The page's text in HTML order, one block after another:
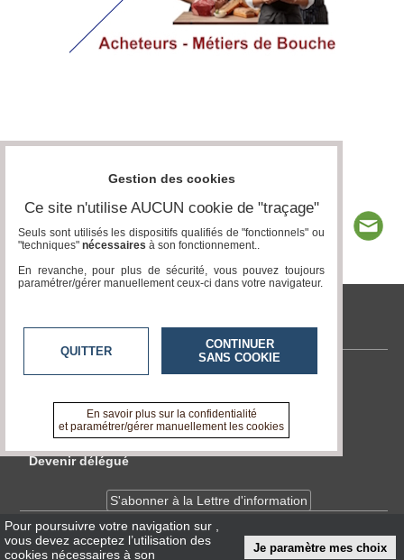
tvlocale.fr
En savoir +
A propos de tvlocale.fr
Devenir délégué
S'abonner à la Lettre d'information
InfosCNIL/RGPD
Pour poursuivre votre navigation sur
vous devez acceptez l’utilisation des
cookies nécessaires à son
Je paramètre mes choix
Gestion des cookies
Ce site n'utilise AUCUN cookie de "traçage"
Seuls sont utilisés les dispositifs qualifiés de "fonctionnels" ou
"techniques" nécessaires à son fonctionnement..
En revanche, pour plus de sécurité, vous pouvez toujours
paramétrer/gérer manuellement ceux-ci dans votre navigateur.
QUITTER
CONTINUER
SANS COOKIE
En savoir plus sur la confidentialité
et paramétrer/gérer manuellement les cookies